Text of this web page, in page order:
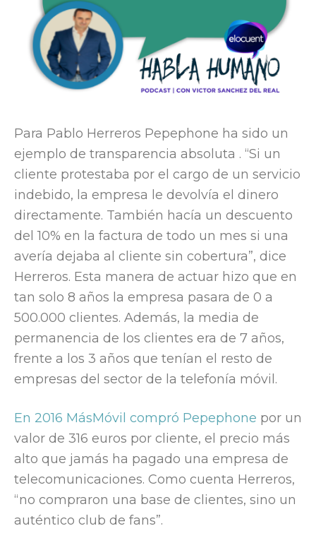
Para Pablo Herreros Pepephone ha sido un
ejemplo de transparencia absoluta . “Si un
cliente protestaba por el cargo de un servicio
indebido, la empresa le devolvía el dinero
directamente. También hacía un descuento
del 10% en la factura de todo un mes si una
avería dejaba al cliente sin cobertura”, dice
Herreros. Esta manera de actuar hizo que en
tan solo 8 años la empresa pasara de 0 a
500.000 clientes. Además, la media de
permanencia de los clientes era de 7 años,
frente a los 3 años que tenían el resto de
empresas del sector de la telefonía móvil.
En 2016 MásMóvil compró Pepephone por un
valor de 316 euros por cliente, el precio más
alto que jamás ha pagado una empresa de
telecomunicaciones. Como cuenta Herreros,
“no compraron una base de clientes, sino un
auténtico club de fans”.